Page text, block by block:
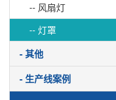
-- 风扇灯
-- 灯罩
- 其他
- 生产线案例